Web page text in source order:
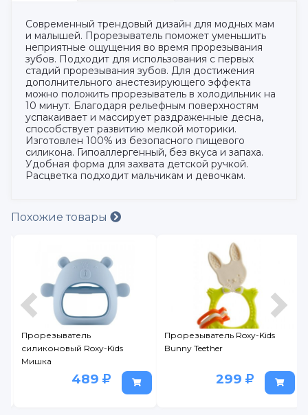
Современный трендовый дизайн для модных мам
и малышей. Прорезыватель поможет уменьшить
неприятные ощущения во время прорезывания
зубов. Подходит для использования с первых
стадий прорезывания зубов. Для достижения
дополнительного анестезирующего эффекта
можно положить прорезыватель в холодильник на
10 минут. Благодаря рельефным поверхностям
успакаивает и массирует раздраженные десна,
способствует развитию мелкой моторики.
Изготовлен 100% из безопасного пищевого
силикона. Гипоаллергенный, без вкуса и запаха.
Удобная форма для захвата детской ручкой.
Расцветка подходит мальчикам и девочкам.
Похожие товары
Прорезыватель
силиконовый Roxy-Kids
Мишка
489
Прорезыватель Roxy-Kids
Bunny Teether
299